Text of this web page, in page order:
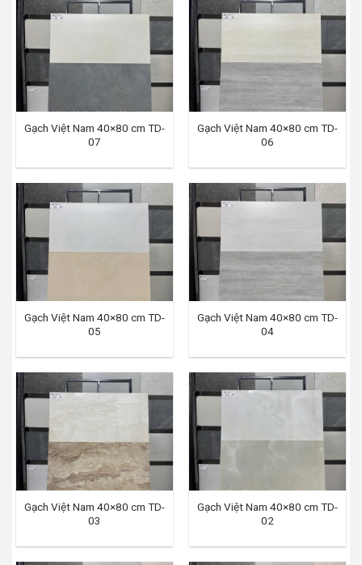
Gạch Việt Nam 40×80 cm TD-
07
Gạch Việt Nam 40×80 cm TD-
06
Gạch Việt Nam 40×80 cm TD-
05
Gạch Việt Nam 40×80 cm TD-
04
Gạch Việt Nam 40×80 cm TD-
03
Gạch Việt Nam 40×80 cm TD-
02